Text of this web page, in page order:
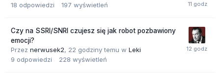
18 odpowiedzi 197 wyświetleń
Czy na SSRI/SNRI czujesz się jak robot pozbawiony
emocji?
Przez nerwusek2, 22 godziny temu w Leki
9 odpowiedzi 228 wyświetleń